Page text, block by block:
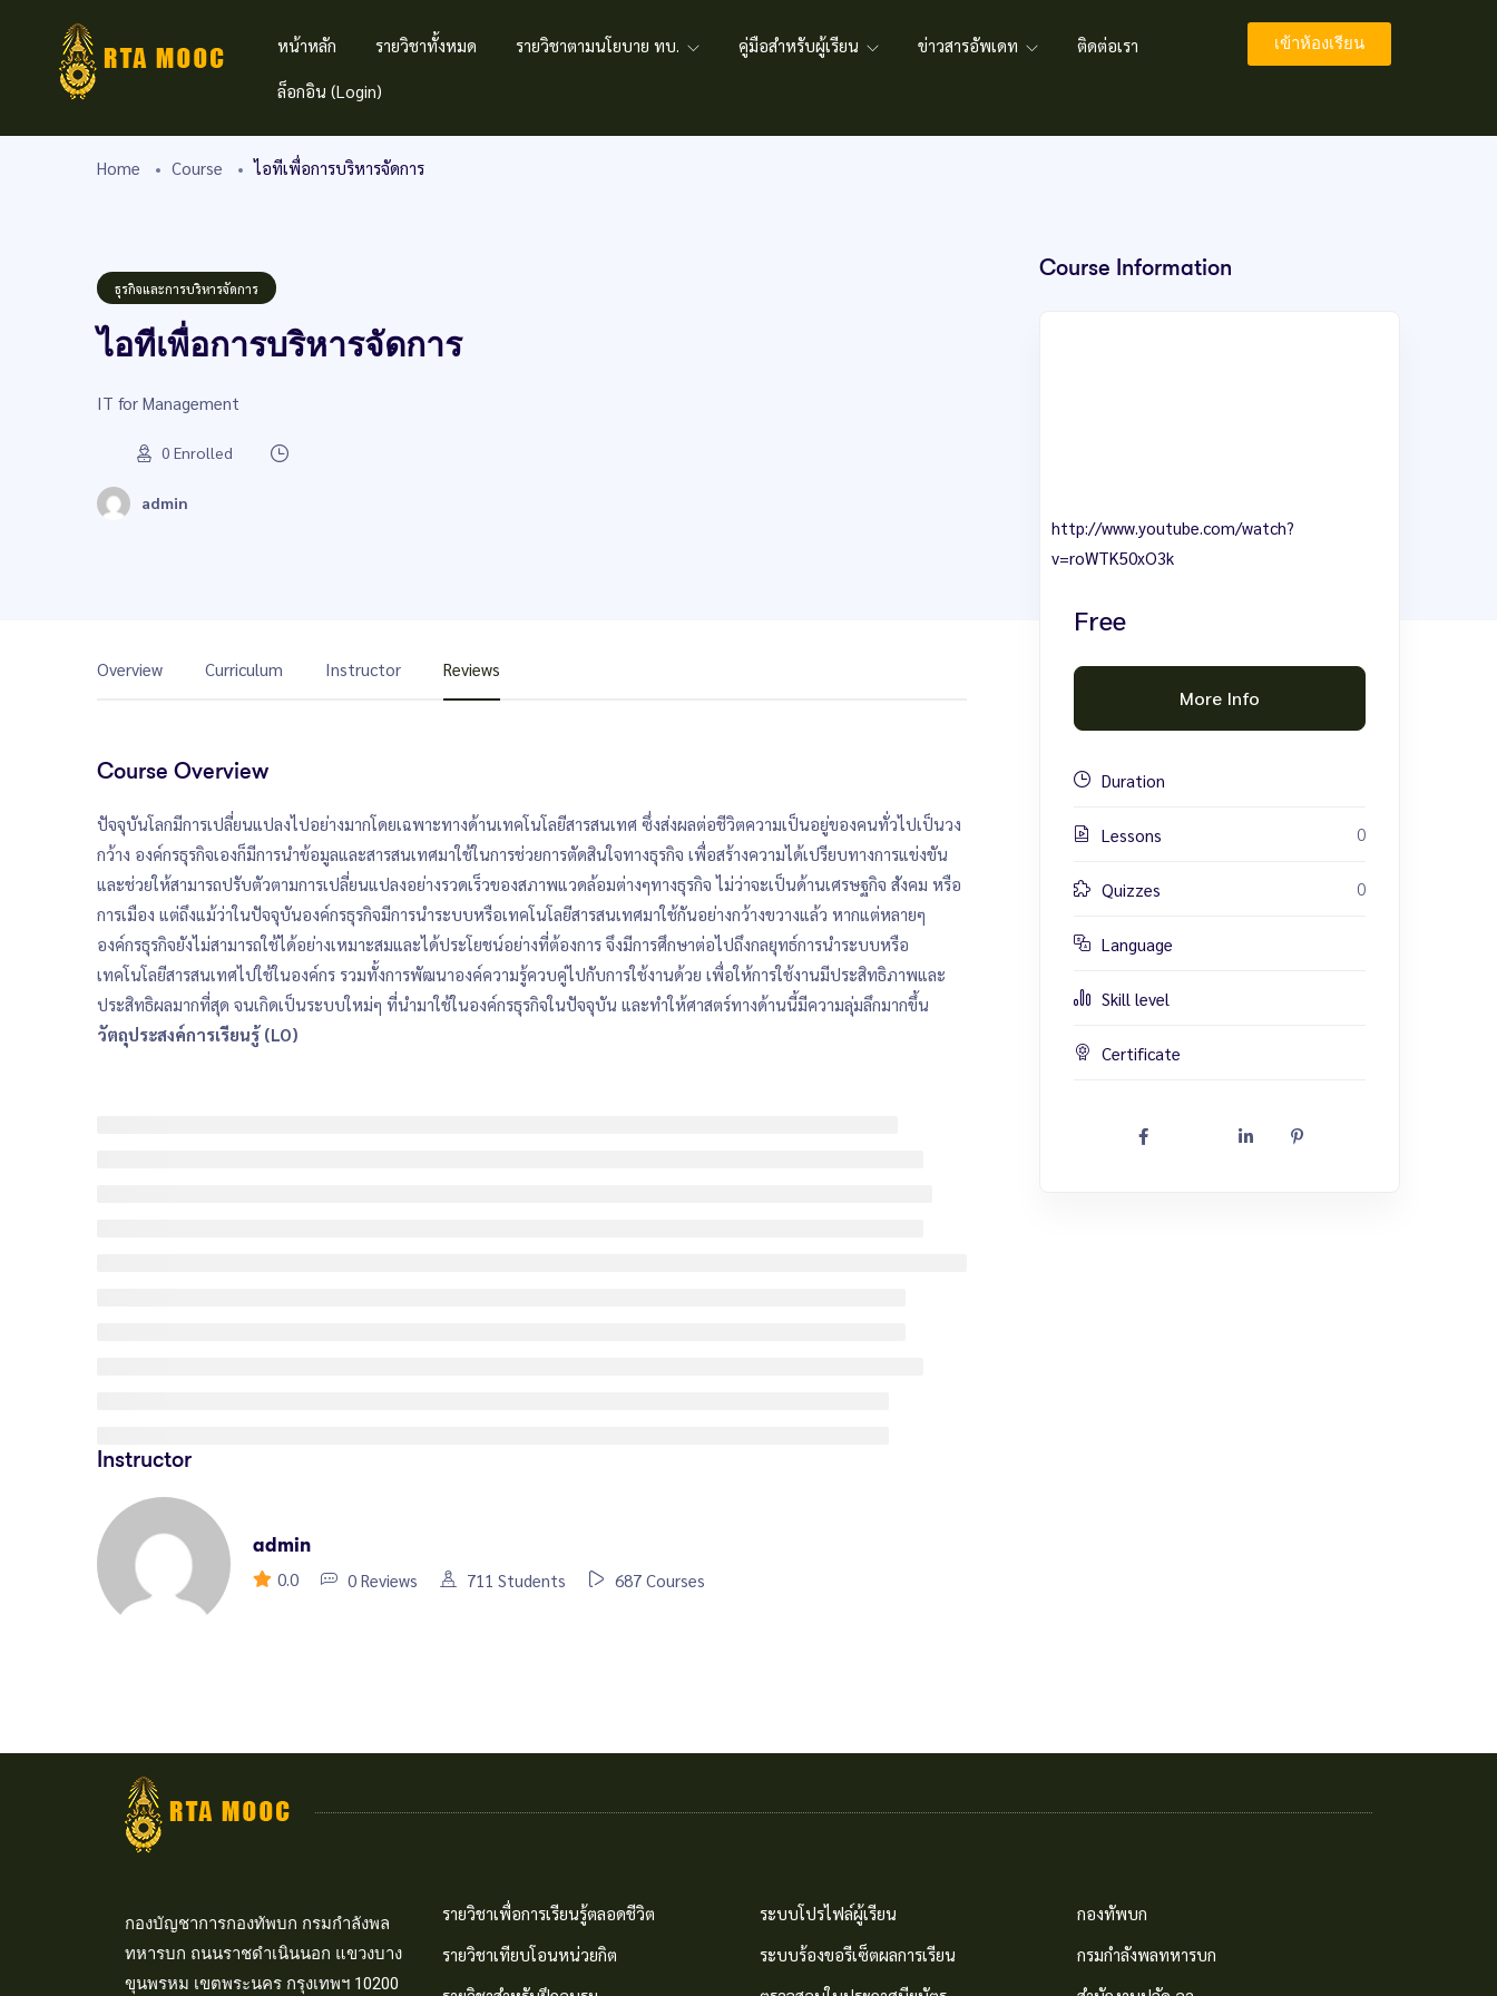
หน้าหลัก รายวิชาทั้งหมด รายวิชาตามนโยบาย ทบ. คู่มือสำหรับผู้เรียน ข่าวสารอัพเดท ติดต่อเรา
ล็อกอิน (Login)
เข้าห้องเรียน
Home Course ไอทีเพื่อการบริหารจัดการ
ธุรกิจและการบริหารจัดการ
ไอทีเพื่อการบริหารจัดการ
IT for Management
0 Enrolled
admin
Overview Curriculum Instructor Reviews
Course Overview
ปัจจุบันโลกมีการเปลี่ยนแปลงไปอย่างมากโดยเฉพาะทางด้านเทคโนโลยีสารสนเทศ ซึ่งส่งผลต่อชีวิตความเป็นอยู่ของคนทั่วไปเป็นวง
กว้าง องค์กรธุรกิจเองก็มีการนำข้อมูลและสารสนเทศมาใช้ในการช่วยการตัดสินใจทางธุรกิจ เพื่อสร้างความได้เปรียบทางการแข่งขัน
และช่วยให้สามารถปรับตัวตามการเปลี่ยนแปลงอย่างรวดเร็วของสภาพแวดล้อมต่างๆทางธุรกิจ ไม่ว่าจะเป็นด้านเศรษฐกิจ สังคม หรือ
การเมือง แต่ถึงแม้ว่าในปัจจุบันองค์กรธุรกิจมีการนำระบบหรือเทคโนโลยีสารสนเทศมาใช้กันอย่างกว้างขวางแล้ว หากแต่หลายๆ
องค์กรธุรกิจยังไม่สามารถใช้ได้อย่างเหมาะสมและได้ประโยชน์อย่างที่ต้องการ จึงมีการศึกษาต่อไปถึงกลยุทธ์การนำระบบหรือ
เทคโนโลยีสารสนเทศไปใช้ในองค์กร รวมทั้งการพัฒนาองค์ความรู้ควบคู่ไปกับการใช้งานด้วย เพื่อให้การใช้งานมีประสิทธิภาพและ
ประสิทธิผลมากที่สุด จนเกิดเป็นระบบใหม่ๆ ที่นำมาใช้ในองค์กรธุรกิจในปัจจุบัน และทำให้ศาสตร์ทางด้านนี้มีความลุ่มลึกมากขึ้น
วัตถุประสงค์การเรียนรู้ (LO)
Instructor
admin
0.0
0 Reviews 711 Students 687 Courses
Course Information
http://www.youtube.com/watch?
v=roWTK50xO3k
Free
More Info
Duration
Lessons 0
Quizzes 0
Language
Skill level
Certificate
กองบัญชาการกองทัพบก กรมกำลังพล
ทหารบก ถนนราชดำเนินนอก แขวงบาง
ขุนพรหม เขตพระนคร กรุงเทพฯ 10200
รายวิชาเพื่อการเรียนรู้ตลอดชีวิต
รายวิชาเทียบโอนหน่วยกิต
ระบบโปรไฟล์ผู้เรียน
ระบบร้องขอรีเซ็ตผลการเรียน
กองทัพบก
กรมกำลังพลทหารบก